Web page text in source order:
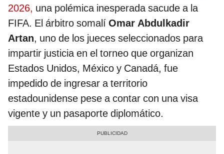
2026, una polémica inesperada sacude a la
FIFA. El árbitro somalí Omar Abdulkadir
Artan, uno de los jueces seleccionados para
impartir justicia en el torneo que organizan
Estados Unidos, México y Canadá, fue
impedido de ingresar a territorio
estadounidense pese a contar con una visa
vigente y un pasaporte diplomático.